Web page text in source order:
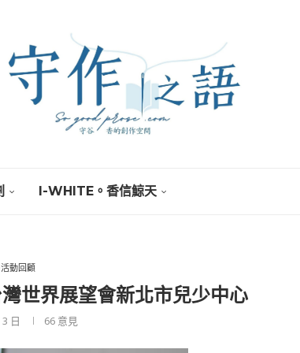
I-WHITE。香信鯨天
動回顧
世界展望會新北市兒少中心
日 66意見